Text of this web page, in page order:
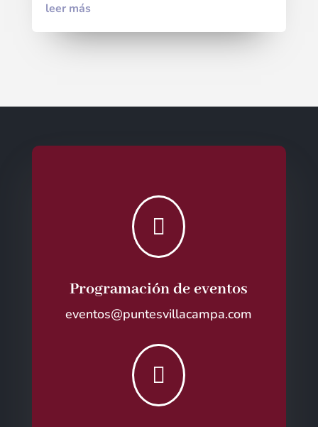
leer más

Programación de eventos
eventos@puntesvillacampa.com
